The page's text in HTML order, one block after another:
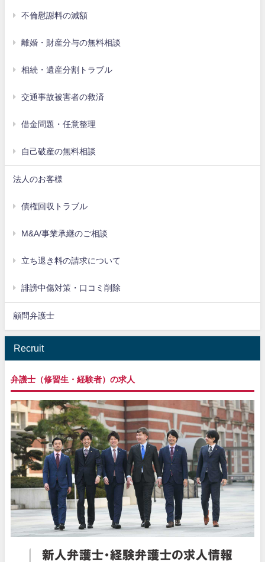
不倫慰謝料の減額
離婚・財産分与の無料相談
相続・遺産分割トラブル
交通事故被害者の救済
借金問題・任意整理
自己破産の無料相談
法人のお客様
債権回収トラブル
M&A/事業承継のご相談
立ち退き料の請求について
誹謗中傷対策・口コミ削除
顧問弁護士
Recruit
弁護士（修習生・経験者）の求人